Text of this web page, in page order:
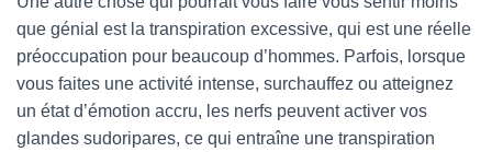
que génial est la transpiration excessive, qui est une réelle
préoccupation pour beaucoup d’hommes. Parfois, lorsque
vous faites une activité intense, surchauffez ou atteignez
un état d’émotion accru, les nerfs peuvent activer vos
glandes sudoripares, ce qui entraîne une transpiration